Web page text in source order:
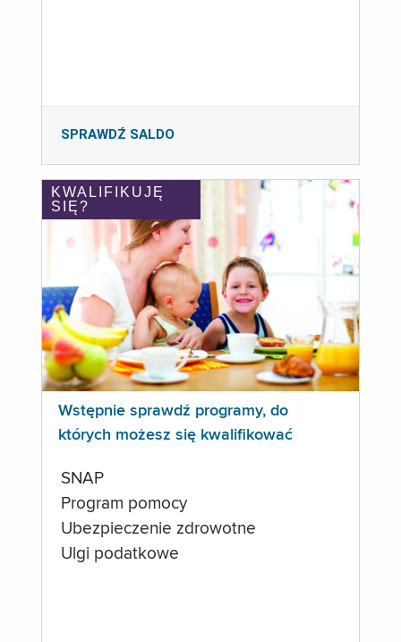
SPRAWDŹ SALDO
KWALIFIKUJĘ
SIĘ?
Wstępnie sprawdź programy, do
których możesz się kwalifikować
SNAP
Program pomocy
Ubezpieczenie zdrowotne
Ulgi podatkowe